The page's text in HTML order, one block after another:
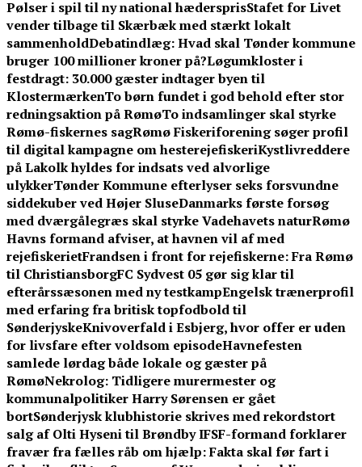
Pølser i spil til ny national hædersprisStafet for Livet
vender tilbage til Skærbæk med stærkt lokalt
sammenholdDebatindlæg: Hvad skal Tønder kommune
bruger 100 millioner kroner på?Løgumkloster i
festdragt: 30.000 gæster indtager byen til
KlostermærkenTo børn fundet i god behold efter stor
redningsaktion på RømøTo indsamlinger skal styrke
Rømø-fiskernes sagRømø Fiskeriforening søger profil
til digital kampagne om hesterejefiskeriKystlivreddere
på Lakolk hyldes for indsats ved alvorlige
ulykkerTønder Kommune efterlyser seks forsvundne
siddekuber ved Højer SluseDanmarks første forsøg
med dværgålegræs skal styrke Vadehavets naturRømø
Havns formand afviser, at havnen vil af med
rejefiskerietFrandsen i front for rejefiskerne: Fra Rømø
til ChristiansborgFC Sydvest 05 gør sig klar til
efterårssæsonen med ny testkampEngelsk trænerprofil
med erfaring fra britisk topfodbold til
SønderjyskeKnivoverfald i Esbjerg, hvor offer er uden
for livsfare efter voldsom episodeHavnefesten
samlede lørdag både lokale og gæster på
RømøNekrolog: Tidligere murermester og
kommunalpolitiker Harry Sørensen er gået
bortSønderjysk klubhistorie skrives med rekordstort
salg af Olti Hyseni til Brøndby IFSF-formand forklarer
fravær fra fælles råb om hjælp: Fakta skal før fart i